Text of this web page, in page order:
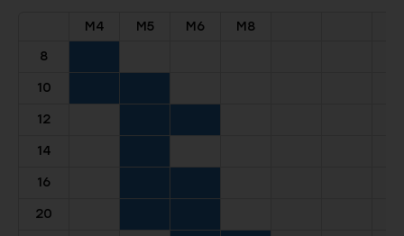
M4 M5 M6
M8
8
10
12
14
16
20